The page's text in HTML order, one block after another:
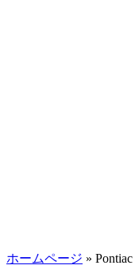
ホームページ » Pontiac